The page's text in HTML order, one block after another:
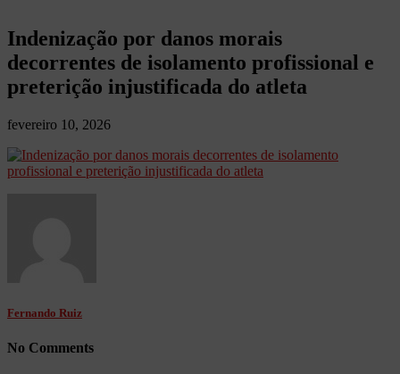
Indenização por danos morais
decorrentes de isolamento profissional e
preterição injustificada do atleta
fevereiro 10, 2026
Fernando Ruiz
No Comments